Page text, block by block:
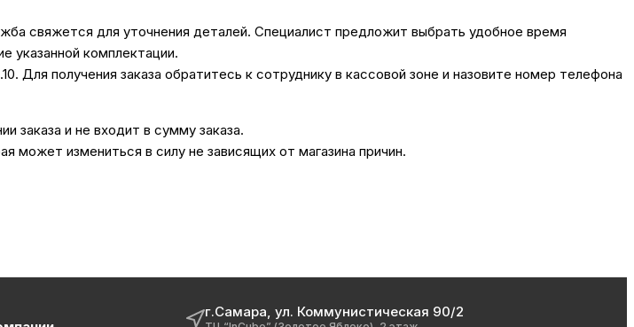
свяжется для уточнения деталей. Специалист предложит выбрать удобное время
указанной комплектации.
Для получения заказа обратитесь к сотруднику в кассовой зоне и назовите номер телефона
заказа и не входит в сумму заказа.
может измениться в силу не зависящих от магазина причин.
г.Самара, ул. Коммунистическая 90/2